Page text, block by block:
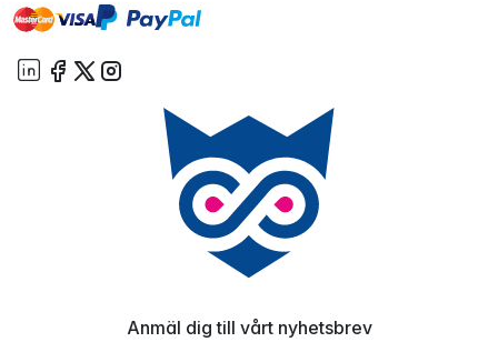
mastervisa paypal
Anmäl dig till vårt nyhetsbrev